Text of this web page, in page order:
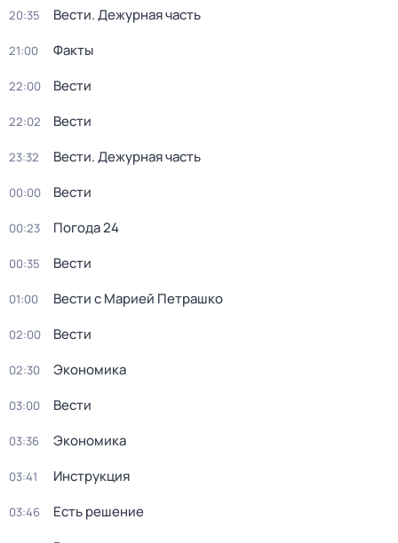
20:35 Вести. Дежурная часть
21:00 Факты
22:00 Вести
22:02 Вести
23:32 Вести. Дежурная часть
00:00 Вести
00:23 Погода 24
00:35 Вести
01:00 Вести с Марией Петрашко
02:00 Вести
02:30 Экономика
03:00 Вести
03:36 Экономика
03:41 Инструкция
03:46 Есть решение